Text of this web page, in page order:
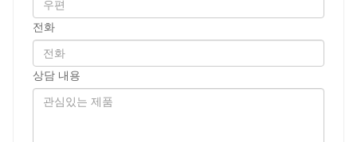
전화
상담 내용